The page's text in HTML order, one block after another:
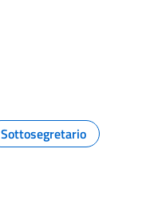
Sottosegretario